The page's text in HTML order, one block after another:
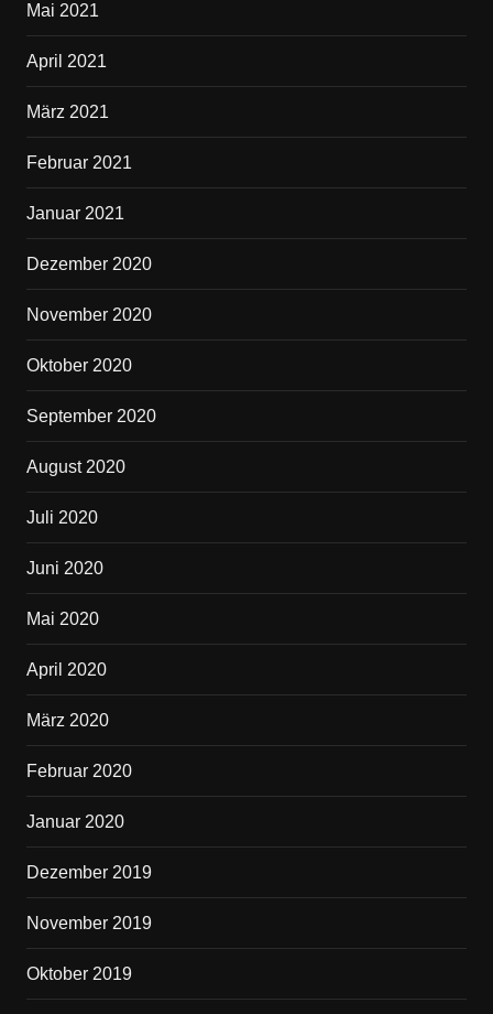
Mai 2021
April 2021
März 2021
Februar 2021
Januar 2021
Dezember 2020
November 2020
Oktober 2020
September 2020
August 2020
Juli 2020
Juni 2020
Mai 2020
April 2020
März 2020
Februar 2020
Januar 2020
Dezember 2019
November 2019
Oktober 2019